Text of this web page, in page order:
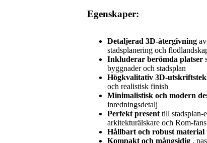
Egenskaper:
Detaljerad 3D-återgivning
stadsplanering och
Inkluderar berömda platser
byggnader och stadsplan
Högkvalitativ 3D-
och realistisk finish
Minimalistisk och modern
inredningsdetalj
Perfekt present till stadsplan-
arkitekturälskare och Rom-fans
Hållbart och robust material
Kompakt och mångsidig ,